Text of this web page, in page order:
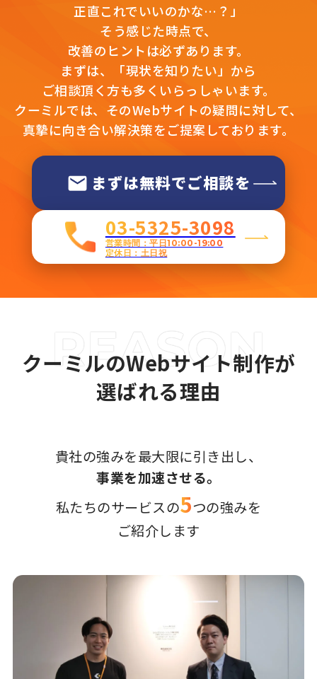
正直これでいいのかな…？」
そう感じた時点で、
改善のヒントは必ずあります。
まずは、「現状を知りたい」から
ご相談頂く方も多くいらっしゃいます。
クーミルでは、そのWebサイトの疑問に対して、
真摯に向き合い解決策をご提案しております。
まずは無料でご相談を
03-5325-3098
営業時間：平日10:00-19:00
定休日：土日祝
クーミルのWebサイト制作が
選ばれる理由
貴社の強みを最大限に引き出し、
事業を加速させる。
私たちのサービスの5つの強みを
ご紹介します